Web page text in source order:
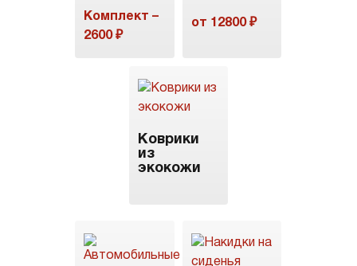
Комплект –
2600 ₽
от 12800 ₽
Коврики
из
экокожи